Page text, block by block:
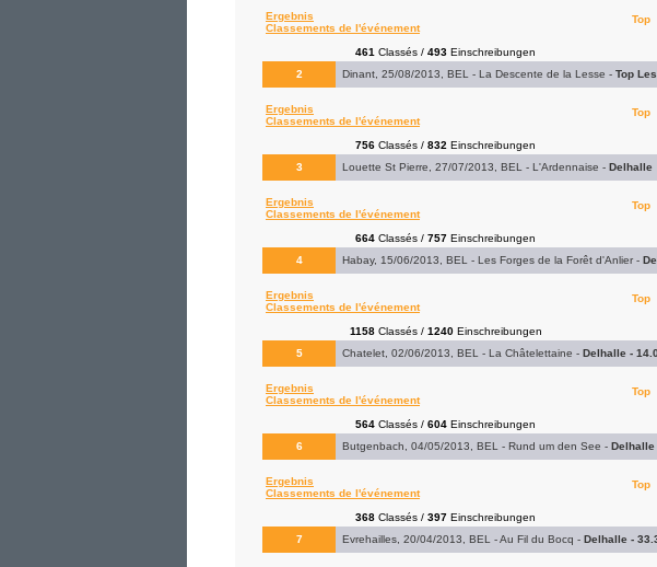
Ergebnis
Classements de l'événement
461 Classés / 493 Einschreibungen
Top
2 Dinant, 25/08/2013, BEL - La Descente de la Lesse - Top
Ergebnis
Classements de l'événement
756 Classés / 832 Einschreibungen
Top
3 Louette St Pierre, 27/07/2013, BEL - L'Ardennaise - Delhalle
Ergebnis
Classements de l'événement
664 Classés / 757 Einschreibungen
Top
4 Habay, 15/06/2013, BEL - Les Forges de la Forêt d'Anlier -
Ergebnis
Classements de l'événement
1158Classés / 1240Einschreibungen
Top
5 Chatelet, 02/06/2013, BEL - La Châtelettaine - Delhalle -
Ergebnis
Classements de l'événement
564 Classés / 604 Einschreibungen
Top
6 Butgenbach, 04/05/2013, BEL - Rund um den See - Delhalle
Ergebnis
Classements de l'événement
368 Classés / 397 Einschreibungen
Top
7 Evrehailles, 20/04/2013, BEL - Au Fil du Bocq - Delhalle -